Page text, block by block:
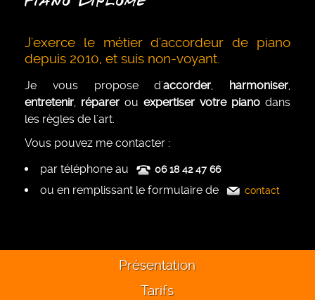
J'exerce le métier d'accordeur de piano
depuis 2010, et suis non-voyant.
Je vous propose d'accorder, harmoniser,
entretenir, réparer ou expertiser votre piano dans
les règles de l'art.
Vous pouvez me contacter :
par téléphone au
06 18 42 47 66
ou en remplissant le formulaire de contact
Présentation
Tarifs